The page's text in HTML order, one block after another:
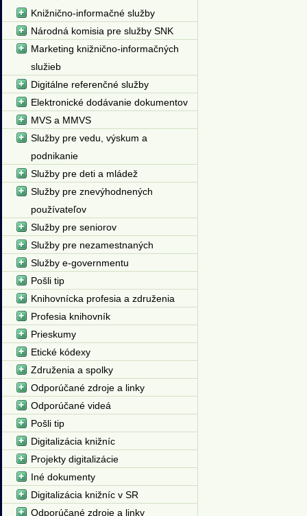
Knižnično-informačné služby
Národná komisia pre služby SNK
Marketing knižnično-informačných
služieb
Digitálne referenčné služby
Elektronické dodávanie dokumentov
MVS a MMVS
Služby pre vedu, výskum a
podnikanie
Služby pre deti a mládež
Služby pre znevýhodnených
používateľov
Služby pre seniorov
Služby pre nezamestnaných
Služby e-governmentu
Pošli tip
Knihovnícka profesia a združenia
Profesia knihovník
Prieskumy
Etické kódexy
Združenia a spolky
Odporúčané zdroje a linky
Odporúčané videá
Pošli tip
Digitalizácia knižníc
Projekty digitalizácie
Iné dokumenty
Digitalizácia knižníc v SR
Odporúčané zdroje a linky